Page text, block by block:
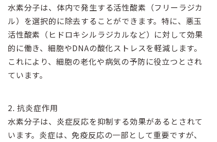
水素分子は、体内で発生する活性酸素（フリーラジカ
ル）を選択的に除去することができます。特に、悪玉
活性酸素（ヒドロキシルラジカルなど）に対して効果
的に働き、細胞やDNAの酸化ストレスを軽減します。
これにより、細胞の老化や病気の予防に役立つとされ
ています。
2. 抗炎症作用
水素分子は、炎症反応を抑制する効果があるとされて
います。炎症は、免疫反応の一部として重要ですが、